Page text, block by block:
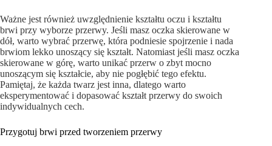
Ważne jest również uwzględnienie kształtu oczu i kształtu
brwi przy wyborze przerwy. Jeśli masz oczka skierowane w
dół, warto wybrać przerwę, która podniesie spojrzenie i nada
brwiom lekko unoszący się kształt. Natomiast jeśli masz oczka
skierowane w górę, warto unikać przerw o zbyt mocno
unoszącym się kształcie, aby nie pogłębić tego efektu.
Pamiętaj, że każda twarz jest inna, dlatego warto
eksperymentować i dopasować kształt przerwy do swoich
indywidualnych cech.
Przygotuj brwi przed tworzeniem przerwy